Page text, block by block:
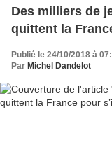
Des milliers de
quittent la
Publié le 24/10/2018 à
Par Michel Dandelot